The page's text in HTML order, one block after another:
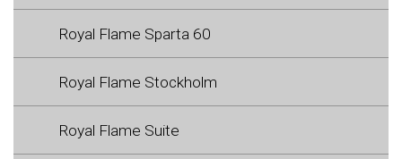
Royal Flame Sparta 60
Royal Flame Stockholm
Royal Flame Suite